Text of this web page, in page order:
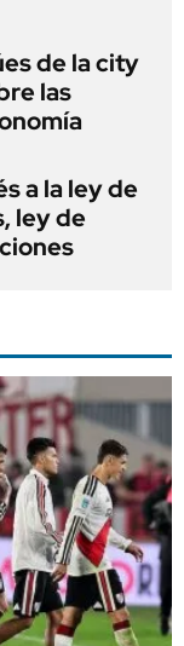
de la city
las
a la ley de
ley de